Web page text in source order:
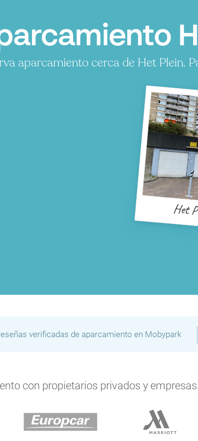
aparcamiento cerca de Het Plein.
Het
verificadas de aparcamiento en Mobypark |
con propietarios privados y